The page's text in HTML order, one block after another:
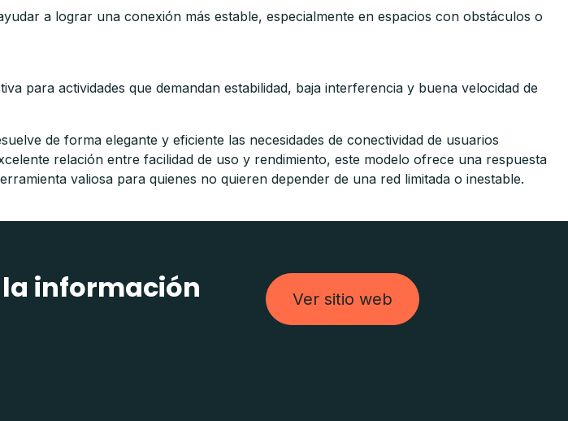
a lograr una conexión más estable, especialmente en espacios con obstáculos o
para actividades que demandan estabilidad, baja interferencia y buena velocidad de
de forma elegante y eficiente las necesidades de conectividad de usuarios
relación entre facilidad de uso y rendimiento, este modelo ofrece una respuesta
valiosa para quienes no quieren depender de una red limitada o inestable.
información Ver sitio web